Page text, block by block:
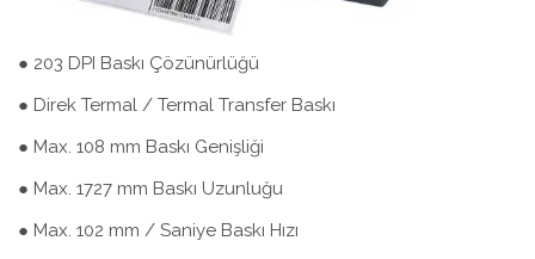
● 203 DPI Baskı Çözünürlüğü
● Direk Termal / Termal Transfer Baskı
● Max. 108 mm Baskı Genişliği
● Max. 1727 mm Baskı Uzunluğu
● Max. 102 mm / Saniye Baskı Hızı